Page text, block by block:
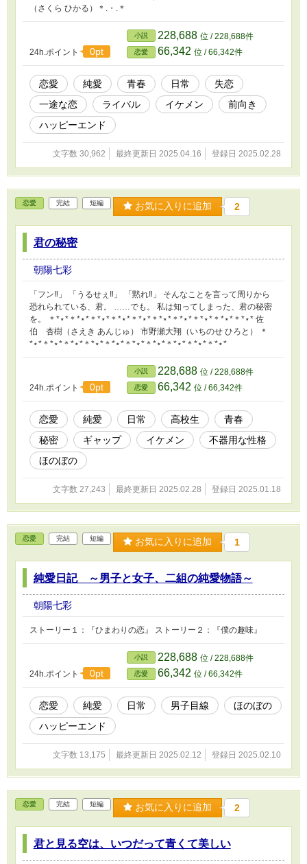
（さくら ひかる）＊.・.＊
24h.ポイント 0pt
小説 228,688 位 / 228,688件
恋愛 66,342 位 / 66,342件
恋愛 純愛 青春 日常
失恋
一途な恋
ライバル イケメン
前向き
ハッピーエンド
文字数 30,962 最終更新日 2025.04.16 登録日 2025.02.28
恋愛 完結 短編 お気に入りに追加 2
君の秘密
朝陽七彩
「フン‼」 「うるせぇ‼」 「黙れ‼」 そんなことを言って周りから
恐れられている、君。 ……でも。 私は知ってしまった、君の秘密
を。 ＊*⋆*＊*⋆*＊*⋆*＊*⋆*＊*⋆*＊*⋆*＊*⋆*＊*⋆*＊*⋆*＊*⋆* 佐
伯 杏樹（さえき あんじゅ） 市野瀬大翔（いちのせ ひろと） ＊
*⋆*＊*⋆*＊*⋆*＊*⋆*＊*⋆*＊*⋆*＊*⋆*＊*⋆*＊*⋆*＊*⋆*
24h.ポイント 0pt
小説 228,688 位 / 228,688件
恋愛 66,342 位 / 66,342件
恋愛 純愛 日常 高校生
青春
秘密
ギャップ イケメン
不器用な性格
ほのぼの
文字数 27,243 最終更新日 2025.02.28 登録日 2025.01.18
恋愛 完結 短編 お気に入りに追加 1
純愛日記 ～男子と女子、二組の純愛物語～
朝陽七彩
ストーリー１：『ひまわりの恋』 ストーリー２：『僕の趣味』
24h.ポイント 0pt
小説 228,688 位 / 228,688件
恋愛 66,342 位 / 66,342件
恋愛 純愛 日常 男子目線
ほのぼの
ハッピーエンド
文字数 13,175 最終更新日 2025.02.12 登録日 2025.02.10
恋愛 完結 短編 お気に入りに追加 2
君と見る空は、いつだって青くて美しい